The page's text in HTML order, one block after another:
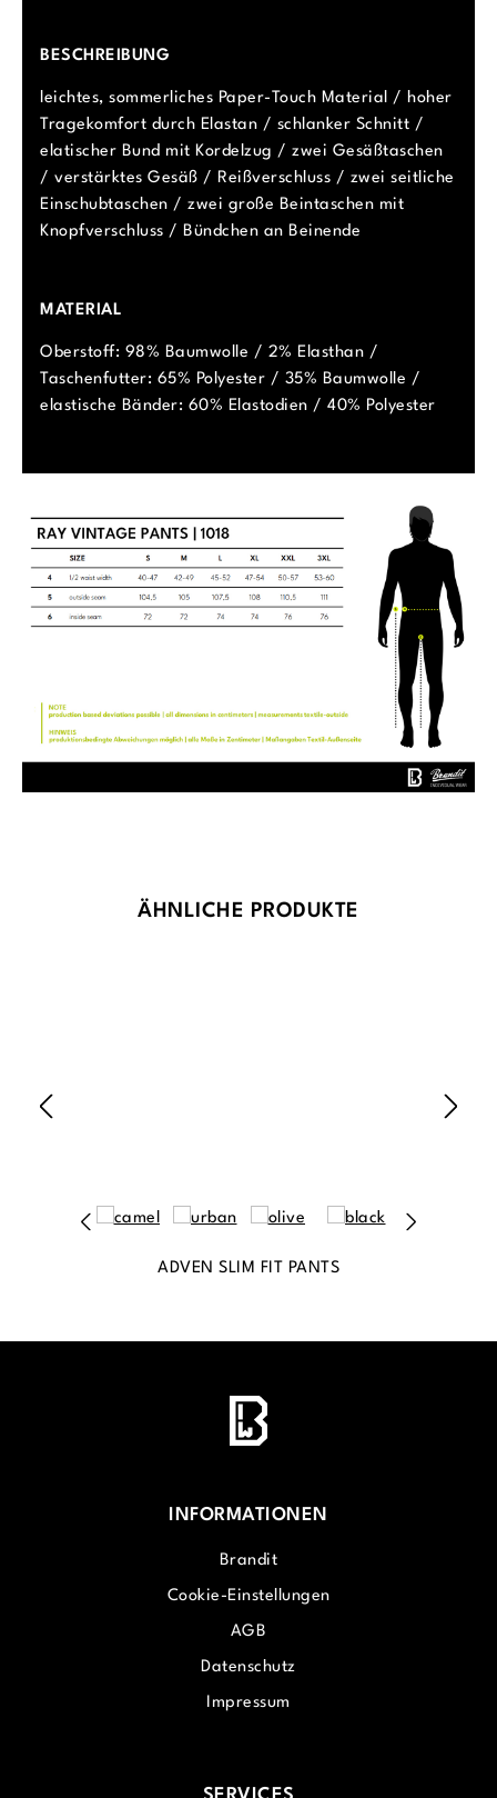
BESCHREIBUNG
leichtes, sommerliches Paper-Touch Material / hoher
Tragekomfort durch Elastan / schlanker Schnitt /
elatischer Bund mit Kordelzug / zwei Gesäßtaschen
/ verstärktes Gesäß / Reißverschluss / zwei seitliche
Einschubtaschen / zwei große Beintaschen mit
Knopfverschluss / Bündchen an Beinende
MATERIAL
Oberstoff: 98% Baumwolle / 2% Elasthan /
Taschenfutter: 65% Polyester / 35% Baumwolle /
elastische Bänder: 60% Elastodien / 40% Polyester
Produktgalerie überspringen
ÄHNLICHE PRODUKTE
ADVEN SLIM FIT PANTS
INFORMATIONEN
Brandit
Cookie-Einstellungen
AGB
Datenschutz
Impressum